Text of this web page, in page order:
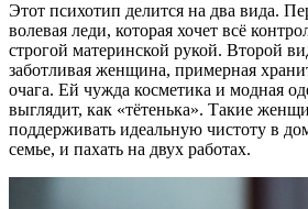
Этот психотип делится на два вида.
волевая леди, которая хочет всё
строгой материнской рукой. Второй
заботливая женщина, примерная
очага. Ей чужда косметика и модная
выглядит, как «тётенька». Такие
поддерживать идеальную чистоту в
семье, и пахать на двух работах.